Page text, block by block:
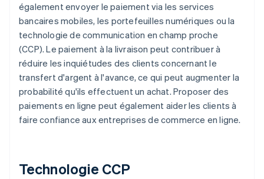
également envoyer le paiement via les services
bancaires mobiles, les portefeuilles numériques ou la
technologie de communication en champ proche
(CCP). Le paiement à la livraison peut contribuer à
réduire les inquiétudes des clients concernant le
transfert d'argent à l'avance, ce qui peut augmenter la
probabilité qu'ils effectuent un achat. Proposer des
paiements en ligne peut également aider les clients à
faire confiance aux entreprises de commerce en ligne.
Technologie CCP